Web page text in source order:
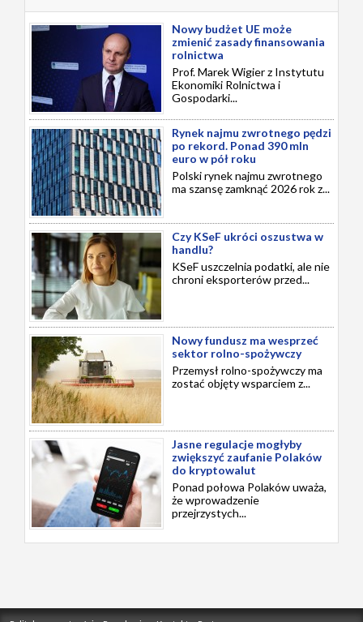
Nowy budżet UE może
zmienić zasady finansowania
rolnictwa
Prof. Marek Wigier z Instytutu
Ekonomiki Rolnictwa i
Gospodarki...
Rynek najmu zwrotnego pędzi
po rekord. Ponad 390 mln
euro w pół roku
Polski rynek najmu zwrotnego
ma szansę zamknąć 2026 rok z...
Czy KSeF ukróci oszustwa w
handlu?
KSeF uszczelnia podatki, ale nie
chroni eksporterów przed...
Nowy fundusz ma wesprzeć
sektor rolno-spożywczy
Przemysł rolno-spożywczy ma
zostać objęty wsparciem z...
Jasne regulacje mogłyby
zwiększyć zaufanie Polaków
do kryptowalut
Ponad połowa Polaków uważa,
że wprowadzenie
przejrzystych...